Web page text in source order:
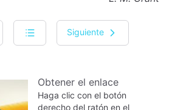
Siguiente
Obtener el enlace
Haga clic con el botón
derecho del ratón en el